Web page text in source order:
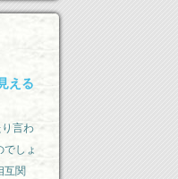
える
言わ
しょ
互関